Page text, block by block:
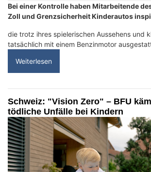
Bei einer Kontrolle haben Mitarbeitende
Zoll und Grenzsicherheit Kinderautos
die trotz ihres spielerischen Aussehens und
tatsächlich mit einem Benzinmotor
Weiterlesen
Schweiz: "Vision Zero" – BFU
tödliche Unfälle bei Kindern